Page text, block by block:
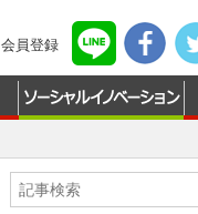
会員登録